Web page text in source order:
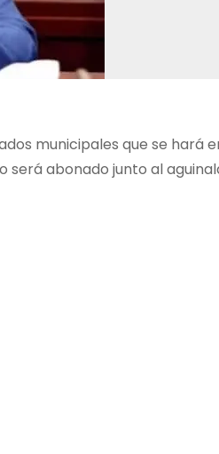
municipales que se hará
será abonado junto al